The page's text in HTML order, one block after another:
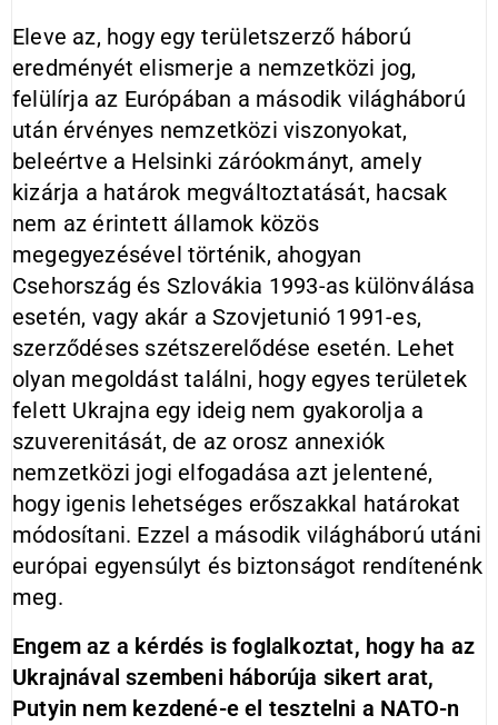
Eleve az, hogy egy területszerző háború
eredményét elismerje a nemzetközi jog,
felülírja az Európában a második világháború
után érvényes nemzetközi viszonyokat,
beleértve a Helsinki záróokmányt, amely
kizárja a határok megváltoztatását, hacsak
nem az érintett államok közös
megegyezésével történik, ahogyan
Csehország és Szlovákia 1993-as különválása
esetén, vagy akár a Szovjetunió 1991-es,
szerződéses szétszerelődése esetén. Lehet
olyan megoldást találni, hogy egyes területek
felett Ukrajna egy ideig nem gyakorolja a
szuverenitását, de az orosz annexiók
nemzetközi jogi elfogadása azt jelentené,
hogy igenis lehetséges erőszakkal határokat
módosítani. Ezzel a második világháború utáni
európai egyensúlyt és biztonságot rendítenénk
meg.
Engem az a kérdés is foglalkoztat, hogy ha az
Ukrajnával szembeni háborúja sikert arat,
Putyin nem kezdené-e el tesztelni a NATO-n